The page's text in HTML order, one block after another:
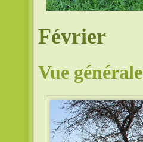
Février
Vue générale